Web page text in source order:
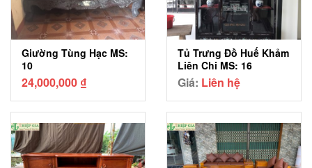
Giường Tùng Hạc MS:
10
24,000,000 ₫
Tủ Trưng Đồ Huế Khảm
Liên Chi MS: 16
Giá: Liên hệ